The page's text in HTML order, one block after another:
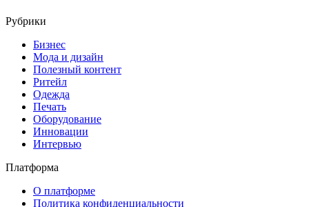
Рубрики
Бизнес
Мода и дизайн
Полезный контент
Ритейл
Одежда
Печать
Оборудование
Инновации
Интервью
Платформа
О платформе
Политика конфиденциальности